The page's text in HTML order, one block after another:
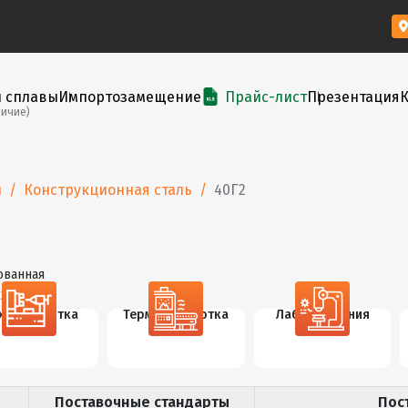
сплавыИмпортозамещение Прайс-листПрезентация
Конструкционная сталь 40Г2
71
обработка Термообработка Лаб. испытания
Поставочные стандарты